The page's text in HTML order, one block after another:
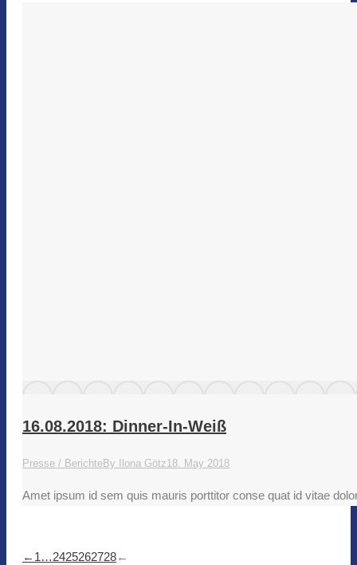
16.08.2018: Dinner-In-Weiß
Presse / BerichteBy Ilona Götz18. May 2018
Amet ipsum id sem quis mauris porttitor conse quat id vitae
← 1…2425262728←